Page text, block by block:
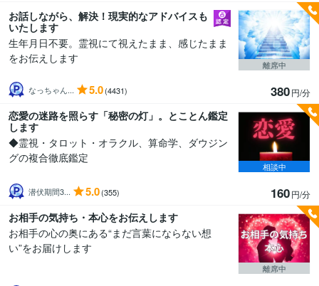
お話しながら、解決！現実的なアドバイスも
いたします
生年月日不要。霊視にて視えたまま、感じたまま
をお伝えします
なっちゃん... 5.0(4431) 380円/分
離席中
恋愛の迷路を照らす「秘密の灯」。とことん鑑定
します
◆霊視・タロット・オラクル、算命学、ダウジン
グの複合徹底鑑定
潜伏期間3... 5.0(355) 160円/分
相談中
お相手の気持ち・本心をお伝えします
お相手の心の奥にある“まだ言葉にならない想
い”をお届けします
離席中